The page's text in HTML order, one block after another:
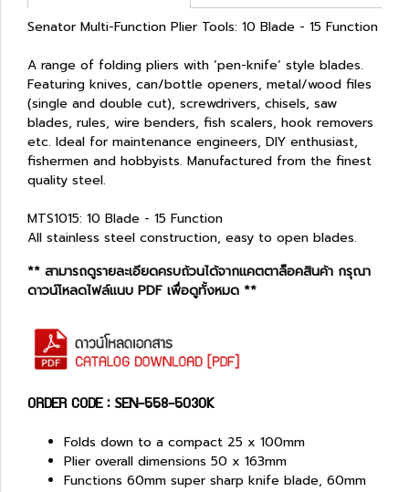
Senator Multi-Function Plier Tools: 10 Blade - 15 Function
A range of folding pliers with ‘pen-knife’ style blades.
Featuring knives, can/bottle openers, metal/wood files
(single and double cut), screwdrivers, chisels, saw
blades, rules, wire benders, fish scalers, hook removers
etc. Ideal for maintenance engineers, DIY enthusiast,
fishermen and hobbyists. Manufactured from the finest
quality steel.
MTS1015: 10 Blade - 15 Function
All stainless steel construction, easy to open blades.
** สามารถดูรายละเอียดครบถ้วนได้จากแคตตาล็อคสินค้า กรุณา
ดาวน์โหลดไฟล์แนบ PDF เพื่อดูทั้งหมด **
ORDER CODE : SEN-558-5030K
Folds down to a compact 25 x 100mm
Plier overall dimensions 50 x 163mm
Functions 60mm super sharp knife blade, 60mm